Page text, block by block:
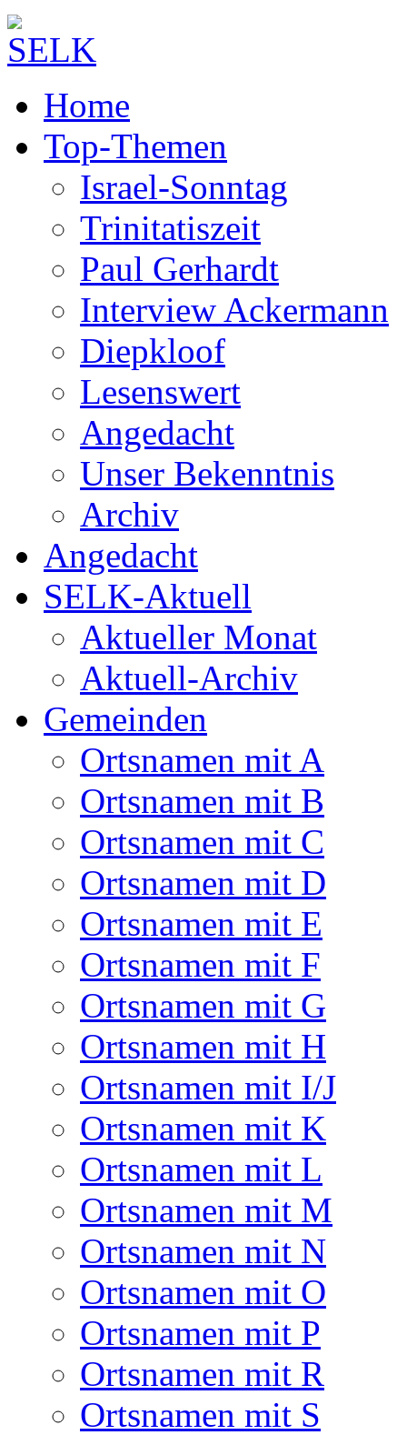
Home
Top-Themen
Israel-Sonntag
Trinitatiszeit
Paul Gerhardt
Interview Ackermann
Diepkloof
Lesenswert
Angedacht
Unser Bekenntnis
Archiv
Angedacht
SELK-Aktuell
Aktueller Monat
Aktuell-Archiv
Gemeinden
Ortsnamen mit A
Ortsnamen mit B
Ortsnamen mit C
Ortsnamen mit D
Ortsnamen mit E
Ortsnamen mit F
Ortsnamen mit G
Ortsnamen mit H
Ortsnamen mit I/J
Ortsnamen mit K
Ortsnamen mit L
Ortsnamen mit M
Ortsnamen mit N
Ortsnamen mit O
Ortsnamen mit P
Ortsnamen mit R
Ortsnamen mit S